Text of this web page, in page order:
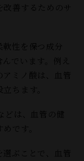
善するためのサ
軟性を保つ成分
でいます。例え
ミノ酸は、血管
ちます。
どは、血管の健
です。
選ぶことで、血管